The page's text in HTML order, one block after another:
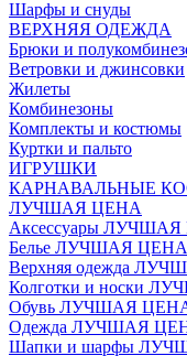
Шарфы и снуды
ВЕРХНЯЯ ОДЕЖДА
Брюки и
Ветровки и джинсовки
Жилеты
Комбинезоны
Комплекты и костюмы
Куртки и пальто
ИГРУШКИ
КАРНАВАЛЬНЫЕ
ЛУЧШАЯ ЦЕНА
Аксессуары
Белье ЛУЧШАЯ ЦЕНА
Верхняя одежда
Колготки и носки
Обувь ЛУЧШАЯ
Одежда ЛУЧШАЯ
Шапки и шарфы